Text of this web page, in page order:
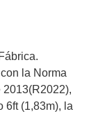
la Norma
6ft (1,83m), la